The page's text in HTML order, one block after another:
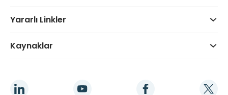
Yararlı Linkler
Kaynaklar